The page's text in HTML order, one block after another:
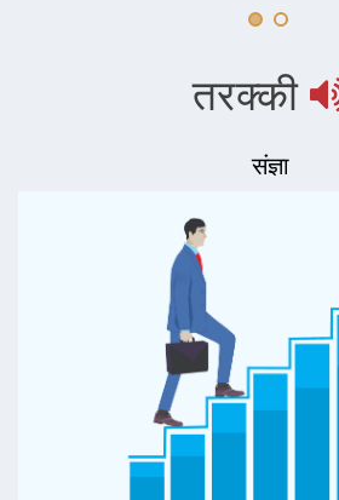
तरक्की
संज्ञा